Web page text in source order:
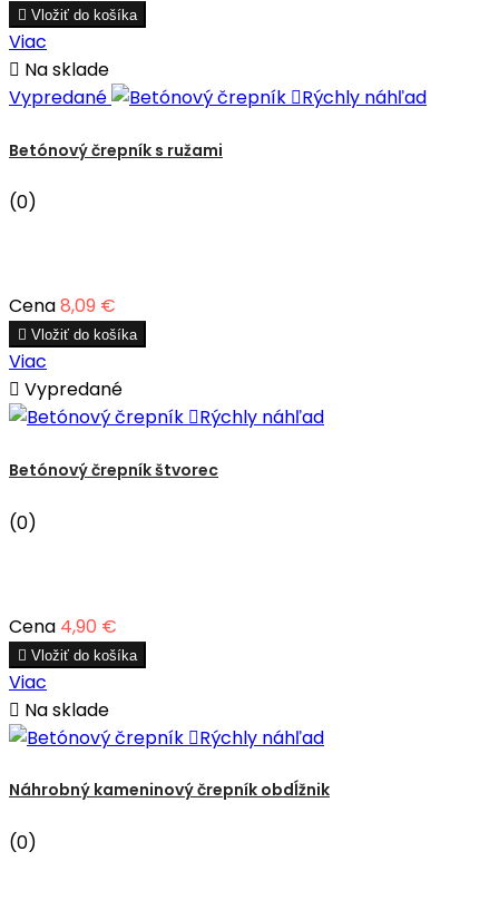
 Vložiť do košíka
Viac
 Na sklade
Vypredané
Rýchly náhľad
Betónový črepník s ružami
(0)
Cena8,09 €
 Vložiť do košíka
Viac
 Vypredané
Rýchly náhľad
Betónový črepník štvorec
(0)
Cena 4,90 €
 Vložiť do košíka
Viac
 Na sklade
Rýchly náhľad
Náhrobný kameninový črepník obdĺžnik
(0)